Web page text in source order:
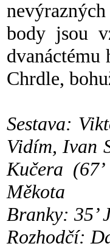
body jsou
Chrdle,
Sestava:
Vidím, Ivan
Kučera
Měkota
Branky: 35’
Rozhodčí: